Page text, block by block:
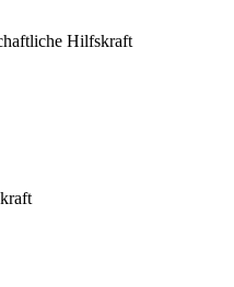
Hilfskraft